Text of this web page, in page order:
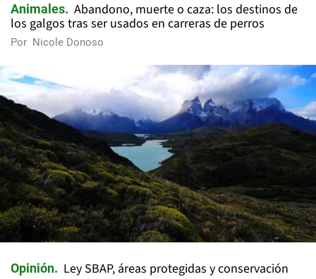
Animales
Abandono, muerte o caza: los destinos de
los galgos tras ser usados en carreras de perros
Por Nicole Donoso
Opinión Ley SBAP, áreas protegidas y conservación